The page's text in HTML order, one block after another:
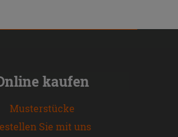
kaufen
Musterstücke
Sie mit uns